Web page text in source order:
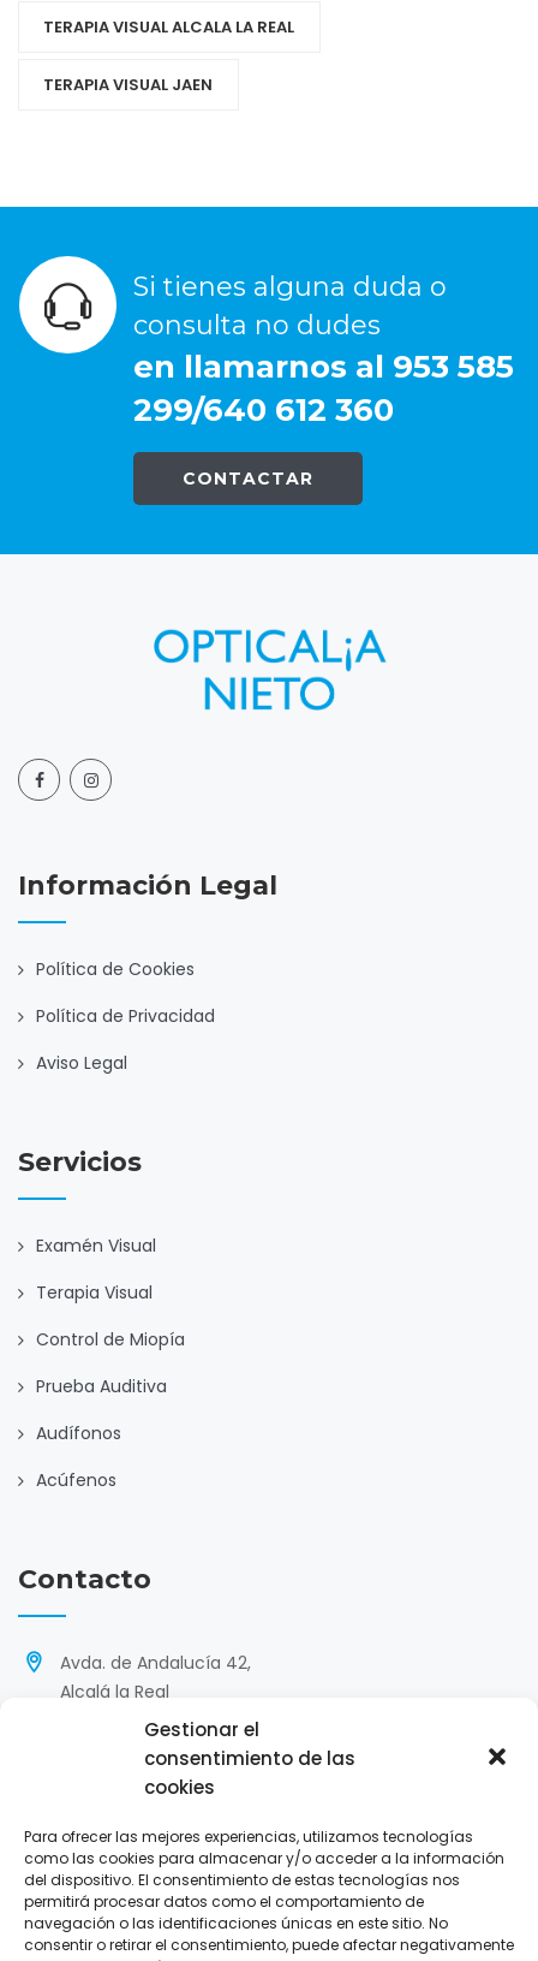
Gestionar el
consentimiento de las
cookies
Para ofrecer las mejores experiencias, utilizamos tecnologías
como las cookies para almacenar y/o acceder a la información
del dispositivo. El consentimiento de estas tecnologías nos
permitirá procesar datos como el comportamiento de
navegación o las identificaciones únicas en este sitio. No
consentir o retirar el consentimiento, puede afectar negativamente
TERAPIA VISUAL ALCALA LA REAL
TERAPIA VISUAL JAEN
Si tienes alguna duda o
consulta no dudes
en llamarnos al 953 585
299/640 612 360
CONTACTAR
Información Legal
Política de Cookies
Política de Privacidad
Aviso Legal
Servicios
Examén Visual
Terapia Visual
Control de Miopía
Prueba Auditiva
Audífonos
Acúfenos
Contacto
Avda. de Andalucía 42,
Alcalá la Real
953 585 299 / 640 612 360
hola@opticasnieto.com
L-V : 9:30-13:45/17:00-20:30
S: 10:00-14:00